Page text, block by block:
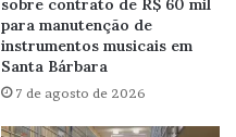
sobre contrato de R$ 60 mil
para manutenção de
instrumentos musicais em
Santa Bárbara
7 de agosto de 2026